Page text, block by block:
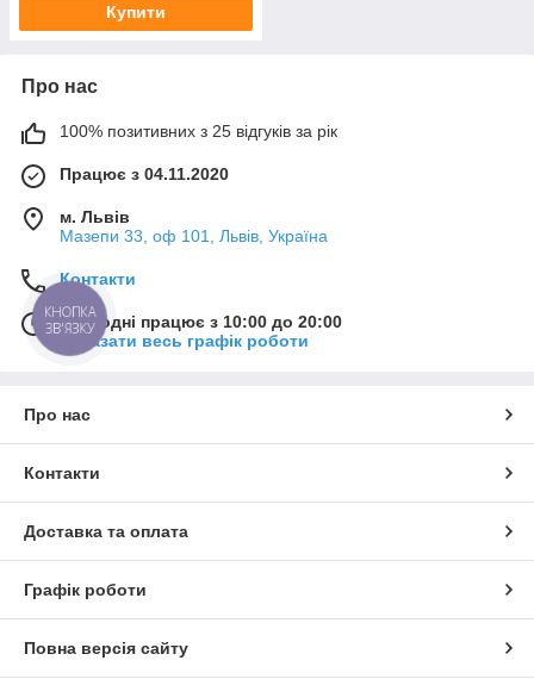
Купити
Про нас
100% позитивних з 25 відгуків за рік
Працює з 04.11.2020
м. Львів
Мазепи 33, оф 101, Львів, Україна
Контакти
Сьогодні працює з 10:00 до 20:00
Показати весь графік роботи
Про нас
Контакти
Доставка та оплата
Графік роботи
Повна версія сайту
КНОПКА
ЗВ'ЯЗКУ